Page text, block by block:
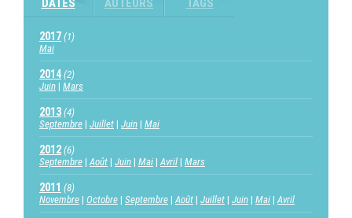
DATES AUTEURS TAGS
2017 (1)
Mai
2014 (2)
Juin Mars
2013 (4)
Septembre Juillet Juin Mai
2012 (6)
Septembre Août Juin Mai Avril Mars
2011 (8)
Novembre Octobre Septembre Août Juillet Juin Mai Avril